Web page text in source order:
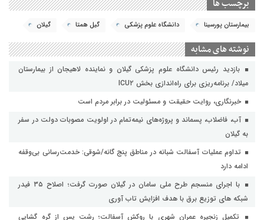
برچسب ها
بیمارستان پورسینا دانشگاه علوم پزشکی گیل همتا گیلان
نوشته های مشابه
بازدید رئیس دانشگاه علوم پزشکی گیلان و نماینده لاهیجان از بیمارستان
میلاد/ برنامه‌ریزی برای راه‌اندازی بخش ICU۲
خبرنگاری، روایت حقیقت و مسئولیت‌ در برابر مردم است
آب، فاضلاب، پسماند و پروژه‌های نیمه‌تمام در اولویت مصوبات دولت در سفر
به گیلان
تداوم عملیات آسفالت‌ شبانه در مناطق پنج گانه/شوقی: خدمت‌رسانی بی‌وقفه
ادامه دارد
با اجرای منسجم طرح ملی سامان در گیلان صورت گرفت؛ اصلاح ۳۵ فیدر
شبکه های توزیع برق با هدف افزایش تاب آوری
تکمیل زنجیره عمران شهری با روکش آسفالت؛ رشت پس از گره گشایی